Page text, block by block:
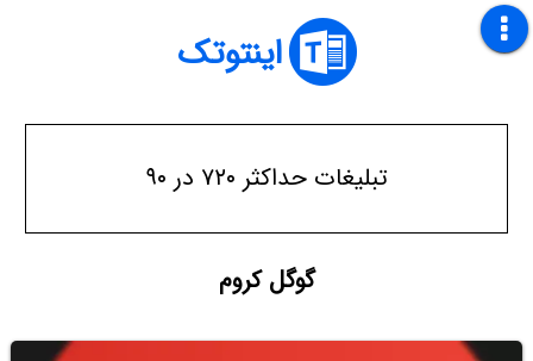
اینتوتک
تبلیغات حداکثر ۷۲۰ در ۹۰
گوگل کروم